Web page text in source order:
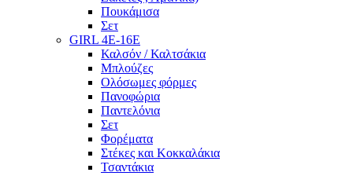
Πουκάμισα
Σετ
GIRL 4Ε-16Ε
Καλσόν / Καλτσάκια
Μπλούζες
Ολόσωμες φόρμες
Πανοφώρια
Παντελόνια
Σετ
Φορέματα
Στέκες και Κοκκαλάκια
Τσαντάκια